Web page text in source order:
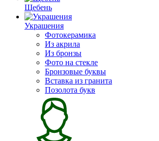
Щебень
Украшения
Фотокерамика
Из акрила
Из бронзы
Фото на стекле
Бронзовые буквы
Вставка из гранита
Позолота букв